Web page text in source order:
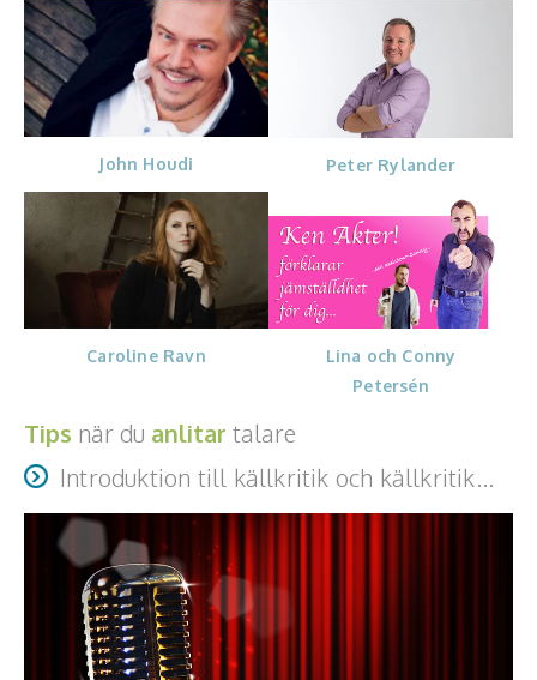
John Houdi Peter Rylander
Caroline Ravn
Lina och Conny
Petersén
Tips när du anlitar talare
Introduktion till källkritik och källkritik...